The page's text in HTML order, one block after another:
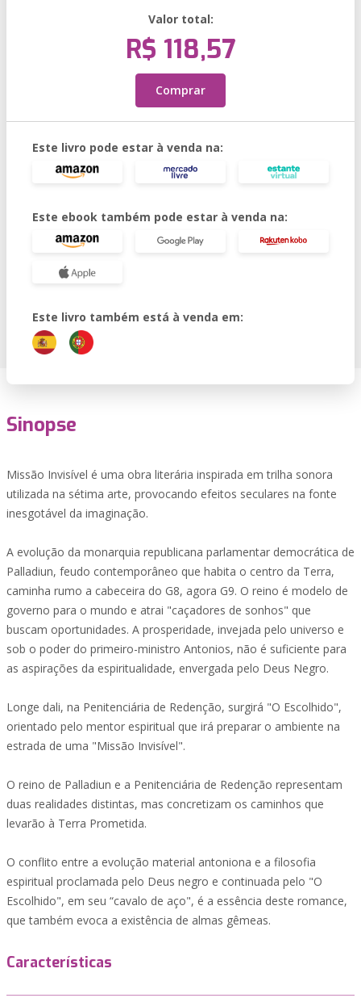
Valor total:
R$ 118,57
Comprar
Este livro pode estar à venda na:
Este ebook também pode estar à venda na:
Este livro também está à venda em:
Sinopse
Missão Invisível é uma obra literária inspirada em trilha sonora
utilizada na sétima arte, provocando efeitos seculares na fonte
inesgotável da imaginação.
A evolução da monarquia republicana parlamentar democrática de
Palladiun, feudo contemporâneo que habita o centro da Terra,
caminha rumo a cabeceira do G8, agora G9. O reino é modelo de
governo para o mundo e atrai "caçadores de sonhos" que
buscam oportunidades. A prosperidade, invejada pelo universo e
sob o poder do primeiro-ministro Antonios, não é suficiente para
as aspirações da espiritualidade, envergada pelo Deus Negro.
Longe dali, na Penitenciária de Redenção, surgirá "O Escolhido",
orientado pelo mentor espiritual que irá preparar o ambiente na
estrada de uma "Missão Invisível".
O reino de Palladiun e a Penitenciária de Redenção representam
duas realidades distintas, mas concretizam os caminhos que
levarão à Terra Prometida.
O conflito entre a evolução material antoniona e a filosofia
espiritual proclamada pelo Deus negro e continuada pelo "O
Escolhido", em seu “cavalo de aço", é a essência deste romance,
que também evoca a existência de almas gêmeas.
Características